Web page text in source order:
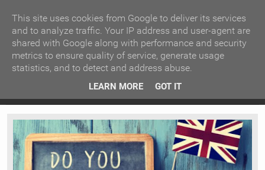
Ιερόσυλοι έκλεψαν τάματα από Ιερό Ναό στις Σέρρες
ΚΕΝΤΡΙΚΗ ΑΝΑ ΚΑΤΗΓΟΡΙΑ
ΕΙΔΗΣΕΙΣ ΑΝΑ ΠΕΡΙΟΧΗ
ΠΡΟΣΦΑΤΑ ΝΕΑ
Ν. ΣΕΡΡΩΝ Η ΓΗ ΜΑΣ
ΤΥΧΑΙΕΣ ΑΝΑΡΤΗΣΕΙΣ/ΑΡΘΡΑ
Serres Racing Circuit
This site uses cookies from Google to deliver its services
and to analyze traffic. Your IP address and user-agent are
shared with Google along with performance and security
metrics to ensure quality of service, generate usage
statistics, and to detect and address abuse.
LEARN MORE GOT IT